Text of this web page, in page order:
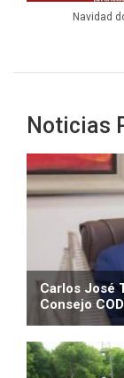
Navidad
Noticias